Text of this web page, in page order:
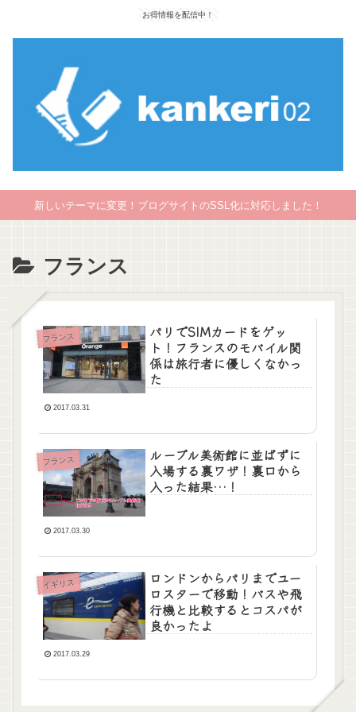
お得情報を配信中！
新しいテーマに変更！ブログサイトのSSL化に対応しました！
フランス
フランス
パリでSIMカードをゲッ
ト！フランスのモバイル関
係は旅行者に優しくなかっ
た
2017.03.31
フランス
ルーブル美術館に並ばずに
入場する裏ワザ！裏口から
入った結果…！
2017.03.30
イギリス
ロンドンからパリまでユー
ロスターで移動！バスや飛
行機と比較するとコスパが
良かったよ
2017.03.29